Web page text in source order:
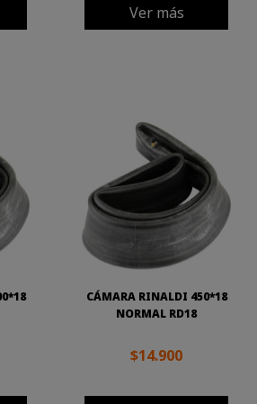
Ver más
CÁMARA RINALDI 450*18
NORMAL RD18
$14.900